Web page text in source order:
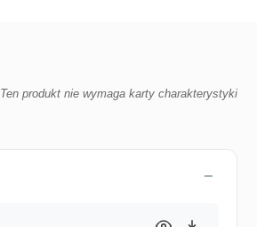
Ten produkt nie wymaga karty charakterystyki